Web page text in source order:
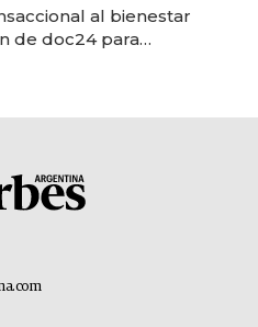
al bienestar
de doc24 para